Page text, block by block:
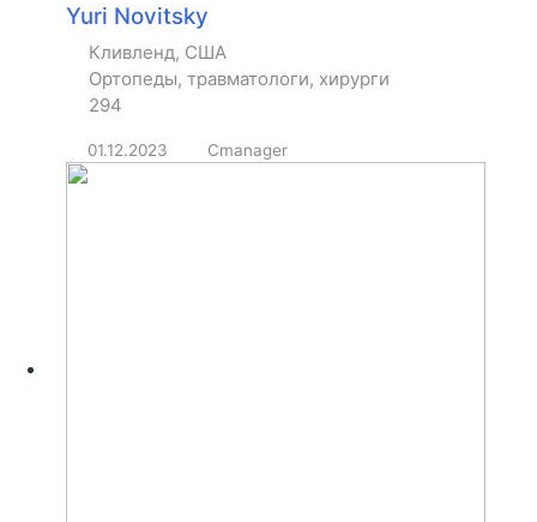
Yuri Novitsky
Кливленд, США
Ортопеды, травматологи, хирурги
294
01.12.2023 Cmanager